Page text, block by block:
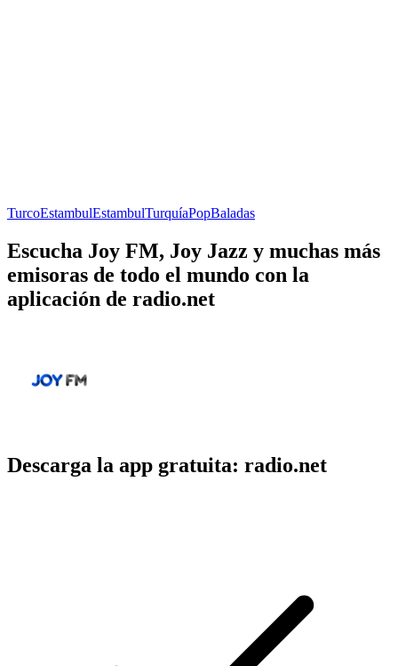
TurcoEstambulEstambulTurquíaPopBaladas
Escucha Joy FM, Joy Jazz y muchas más
emisoras de todo el mundo con la
aplicación de radio.net
Descarga la app gratuita: radio.net